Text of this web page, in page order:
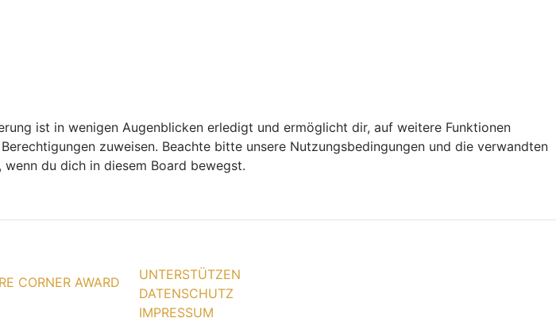
ist in wenigen Augenblicken erledigt und ermöglicht dir, auf weitere Funktionen
zuweisen. Beachte bitte unsere Nutzungsbedingungen und die verwandten
du dich in diesem Board bewegst.
UNTERSTÜTZEN
DATENSCHUTZ
IMPRESSUM